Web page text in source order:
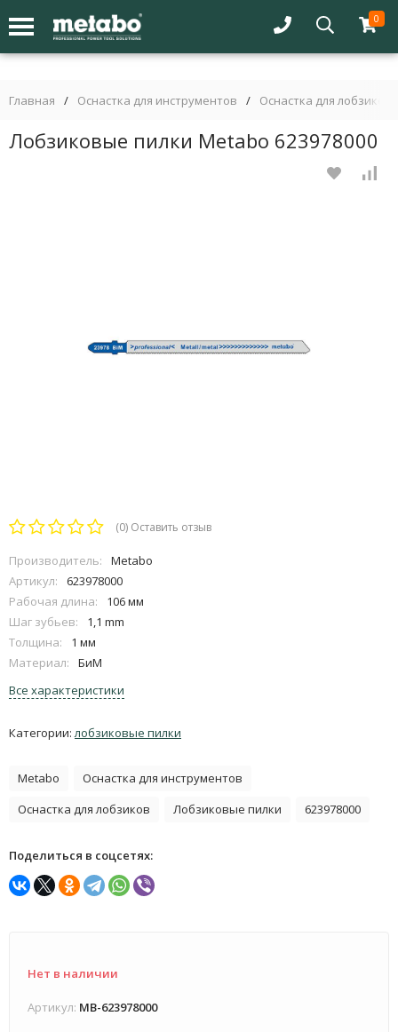
0
Главная / Оснастка для инструментов / Оснастка для лобзиков
Лобзиковые пилки Metabo 623978000
(0) Оставить отзыв
Производитель:
Metabo
Артикул:
623978000
Рабочая длина:
106 мм
Шаг зубьев:
1,1 mm
Толщина:
1 мм
Материал:
БиМ
Все характеристики
Категории:лобзиковые пилки
Metabo
Оснастка для инструментов
Оснастка для лобзиков
Лобзиковые пилки 623978000
Поделиться в соцсетях:
Нет в наличии
Артикул: MB-623978000